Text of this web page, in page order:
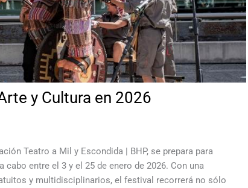
y Cultura en 2026
Teatro a Mil y Escondida | BHP, se prepara para
entre el 3 y el 25 de enero de 2026. Con una
y multidisciplinarios, el festival recorrerá no sólo